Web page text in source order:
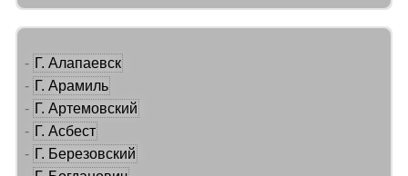
- Г. Алапаевск
- Г. Арамиль
- Г. Артемовский
- Г. Асбест
- Г. Березовский